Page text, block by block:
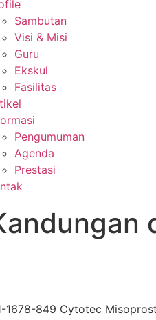
Sambutan
Visi & Misi
Guru
Ekskul
Fasilitas
Pengumuman
Agenda
Prestasi
849 Cytotec